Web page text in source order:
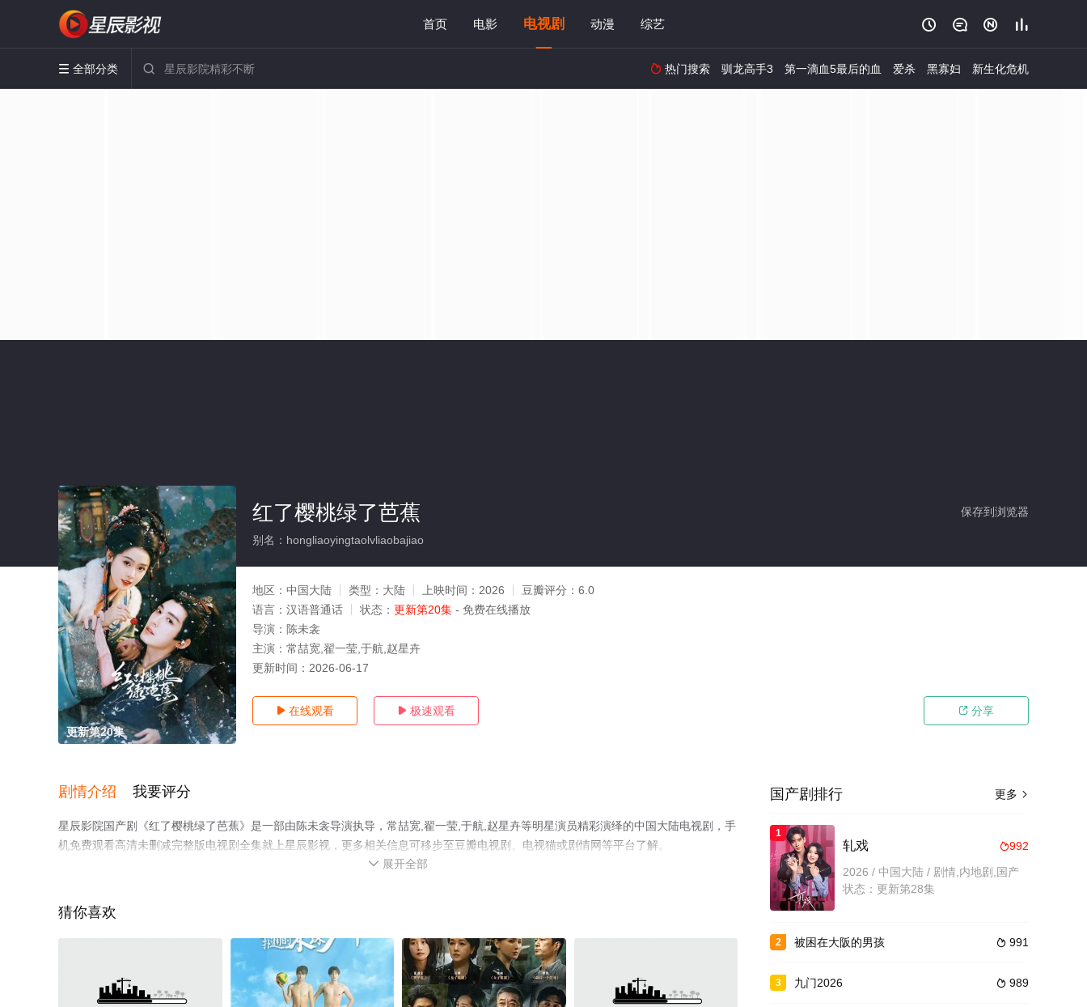
首页 电影 电视剧 动漫 综艺    
 全部分类   热门搜索 驯龙高手3 第一滴血5最后的血 爱杀 黑寡妇 新生化危机
更新第20集
保存到浏览器
红了樱桃绿了芭蕉
别名：hongliaoyingtaolvliaobajiao
地区： 中国大陆 类型： 大陆 上映时间： 2026 豆瓣评分： 6.0
语言： 汉语普通话 状态： 更新第20集 - 免费在线播放
导演： 陈未衾
主演： 常喆宽,翟一莹,于航,赵星卉
更新时间： 2026-06-17
 在线观看  极速观看  分享
剧情介绍 我要评分
星辰影院国产剧《红了樱桃绿了芭蕉》是一部由陈未衾导演执导，常喆宽,翟一莹,于航,赵星卉等明星演员精彩演绎的中国大陆电视剧，手
机免费观看高清未删减完整版电视剧全集就上星辰影视，更多相关信息可移步至豆瓣电视剧、电视猫或剧情网等平台了解。
 展开全部
猜你喜欢
更多 
国产剧排行
1
992
轧戏
2026 / 中国大陆 / 剧情,内地剧,国产
状态：更新第28集
2  991
被困在大阪的男孩
3  989
九门2026